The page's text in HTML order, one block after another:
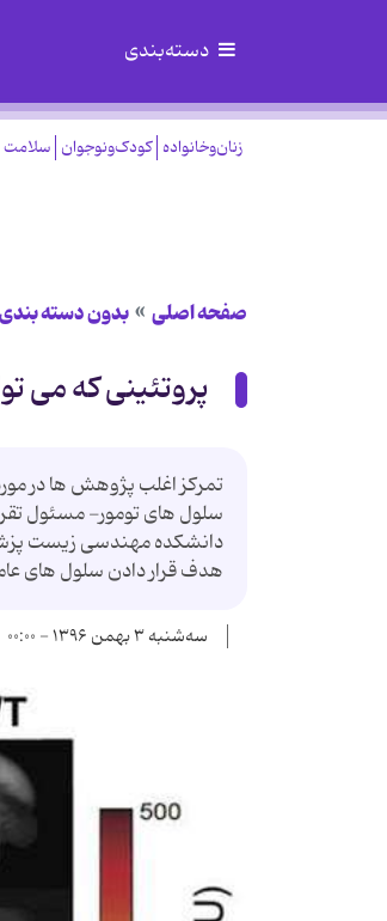
دسته‌بندی
زنان‌وخانواده کودک‌ونوجوان سلامت
صفحه اصلی بدون دسته بندی
پروتئینی که می
تمرکز اغلب پژوهش ها در
دانشکده مهندسی زیست
هدف قرار دادن سلول های
سه‌شنبه ۳ بهمن ۱۳۹۶ - ۰۰:۰۰